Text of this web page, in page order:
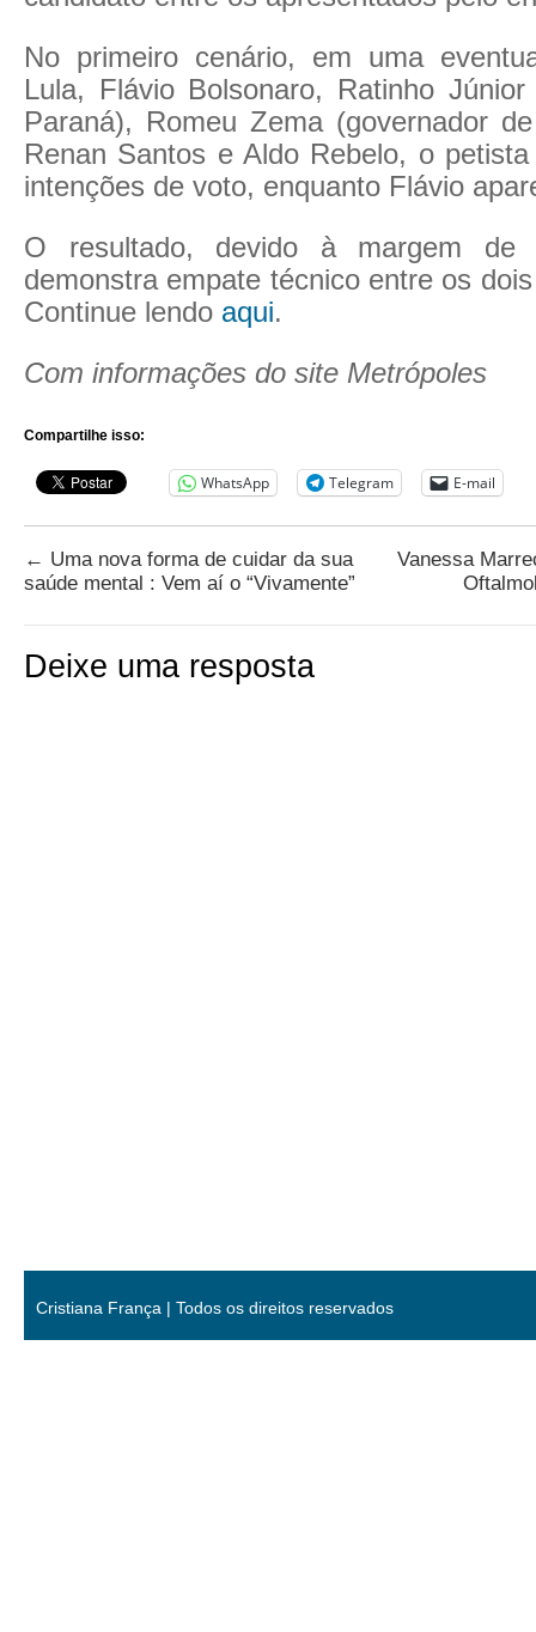
No primeiro cenário, em uma
Lula, Flávio Bolsonaro, Ratinho
Paraná), Romeu Zema (governador
Renan Santos e Aldo Rebelo, o
intenções de voto, enquanto Flávio
O resultado, devido à margem de
demonstra empate técnico entre os
Continue lendo aqui.
Com informações do site Metrópoles
Compartilhe isso:
WhatsApp Telegram E-mail
← Uma nova forma de cuidar da sua
saúde mental : Vem aí o “Vivamente”
Vanessa
Deixe uma resposta
Cristiana França | Todos os direitos reservados